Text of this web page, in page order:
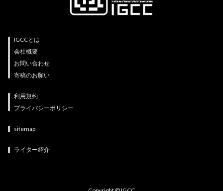
IGCCとは
会社概要
お問い合わせ
寄稿のお願い
利用規約
プライバシーポリシー
sitemap
ライター紹介